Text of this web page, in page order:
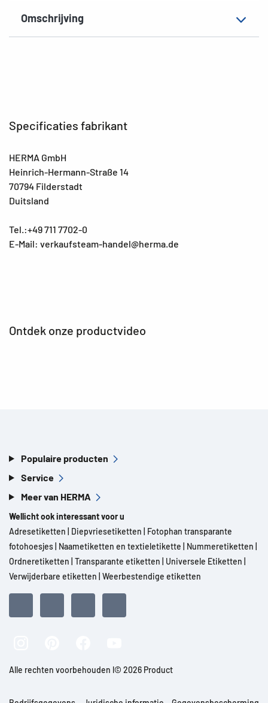
Omschrijving
Specificaties fabrikant
HERMA GmbH
Heinrich-Hermann-Straße 14
70794 Filderstadt
Duitsland
Tel.:+49 711 7702-0
E-Mail: verkaufsteam-handel@herma.de
Ontdek onze productvideo
Populaire producten
Service
Meer van HERMA
Wellicht ook interessant voor u
Adresetiketten
Diepvriesetiketten
Fotophan transparante
fotohoesjes Naametiketten en textieletikette Nummeretiketten
Ordneretiketten Transparante etiketten Universele Etiketten
Verwijderbare etiketten Weerbestendige etiketten
Alle rechten voorbehouden l© 2026 Product